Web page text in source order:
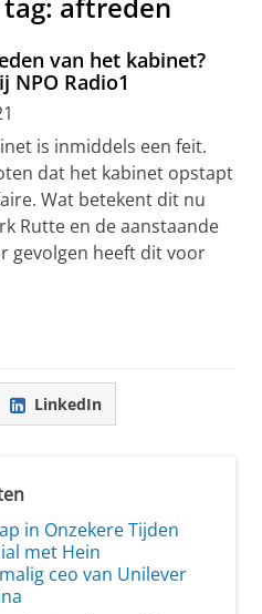
aftreden
van het kabinet?
NPO Radio1
is inmiddels een feit.
dat het kabinet opstapt
Wat betekent dit nu
Rutte en de aanstaande
gevolgen heeft dit voor
LinkedIn
in Onzekere Tijden
met Hein
ceo van Unilever